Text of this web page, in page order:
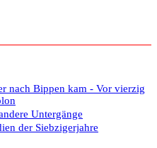
nach Bippen kam - Vor vierzig
Untergänge
der Siebzigerjahre